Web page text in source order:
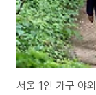
서울 1인 가구 야